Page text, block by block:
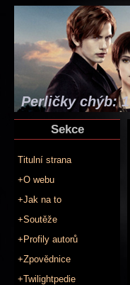
Perličky chýb:
Sekce
Titulní strana
+O webu
+Jak na to
+Soutěže
+Profily autorů
+Zpovědnice
+Twilightpedie